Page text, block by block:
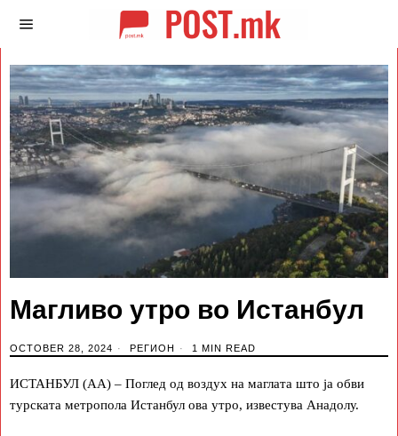
Магливо утро во Истанбул
OCTOBER 28, 2024 РЕГИОН 1 MIN READ
ИСТАНБУЛ (АА) – Поглед од воздух на маглата што ја обви
турската метропола Истанбул ова утро, известува Анадолу.